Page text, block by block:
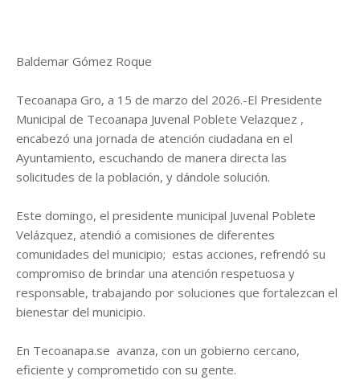
Baldemar Gómez Roque
Tecoanapa Gro, a 15 de marzo del 2026.-El Presidente
Municipal de Tecoanapa Juvenal Poblete Velazquez ,
encabezó una jornada de atención ciudadana en el
Ayuntamiento, escuchando de manera directa las
solicitudes de la población, y dándole solución.
Este domingo, el presidente municipal Juvenal Poblete
Velázquez, atendió a comisiones de diferentes
comunidades del municipio; estas acciones, refrendó su
compromiso de brindar una atención respetuosa y
responsable, trabajando por soluciones que fortalezcan el
bienestar del municipio.
En Tecoanapa.se avanza, con un gobierno cercano,
eficiente y comprometido con su gente.